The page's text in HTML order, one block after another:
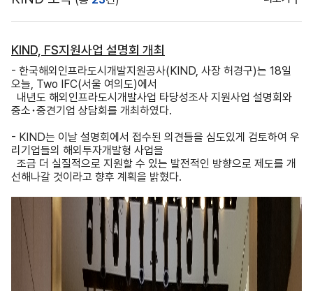
KIND, FS지원사업 설명회 개최
- 한국해외인프라도시개발지원공사(KIND, 사장 허경구)는 18일
오늘, Two IFC(서울 여의도)에서
내년도 해외인프라도시개발사업 타당성조사 지원사업 설명회와
중소･중견기업 상담회를 개최하였다.
- KIND는 이날 설명회에서 접수된 의견들을 심도있게 검토하여 우
리기업들의 해외투자개발형 사업을
조금 더 실질적으로 지원할 수 있는 발전적인 방향으로 제도를 개
선해나갈 것이라고 향후 계획을 밝혔다.